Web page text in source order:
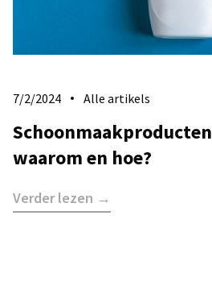
7/2/2024 Alle artikels
waarom en hoe?
Verder lezen →